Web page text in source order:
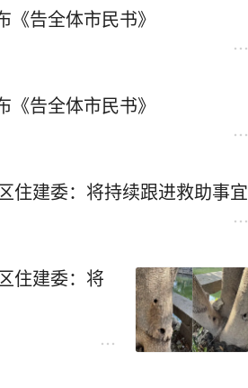
澎湃新闻致电
州市林业站。
员会‌。其绿化
，此前已和树
，他们将持续
告全体市民书》
告全体市民书》
住建委：将持续跟进救助事宜
住建委：将